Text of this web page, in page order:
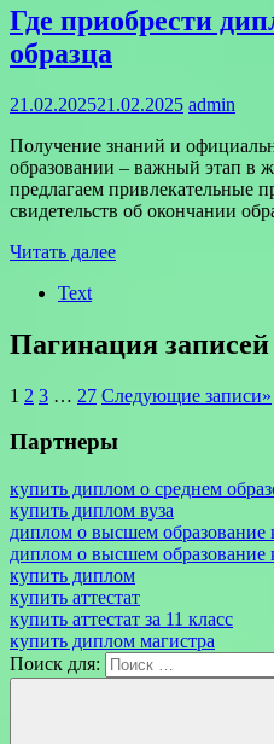
Где приобрести
образца
21.02.202521.02.2025 admin
Получение знаний и
образовании – важный этап в
предлагаем привлекательные
свидетельств об окончании
Читать далее
Text
Пагинация записей
1 2 3 … 27 Следующие записи»
Партнеры
купить диплом о среднем
купить диплом вуза
диплом о высшем образование
диплом о высшем образование
купить диплом
купить аттестат
купить аттестат за 11 класс
купить диплом магистра
Поиск для: